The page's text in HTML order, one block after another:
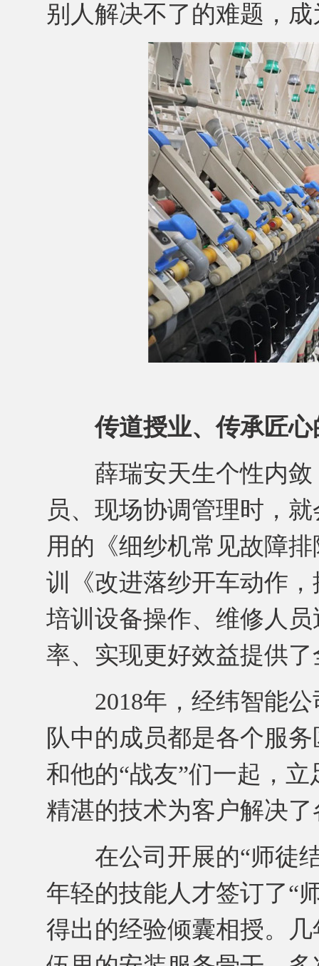
别人解决不了的难题，
传道授业、传承匠心
薛瑞安天生个性内敛
员、现场协调管理时，
用的《细纱机常见故障
训《改进落纱开车动作
培训设备操作、维修人
率、实现更好效益提供
2018年，经纬智能公
队中的成员都是各个服
和他的“战友”们一起，
精湛的技术为客户解决
在公司开展的“师徒结
年轻的技能人才签订了“
得出的经验倾囊相授。